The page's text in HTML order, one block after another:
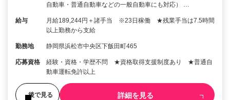
自動車・普通自動車などの一般自動車にも対応） …
給与
月給189,244円＋諸手当 ※23日稼働 ★残業手当は7.5時間
以上勤務から支給
勤務地 静岡県浜松市中央区下飯田町465
応募資格
経験・資格・学歴不問 ★資格取得支援制度あり ★普通自
動車運転免許以上
後で見る 詳細を見る